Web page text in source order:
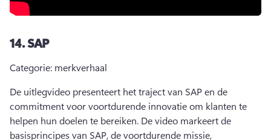
14.SAP
Categorie: merkverhaal
De uitlegvideo presenteert het traject van SAP en de
commitment voor voortdurende innovatie om klanten te
helpen hun doelen te bereiken. De video markeert de
basisprincipes van SAP, de voortdurende missie,